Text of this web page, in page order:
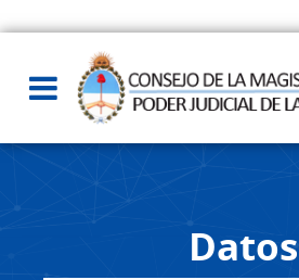
Datos